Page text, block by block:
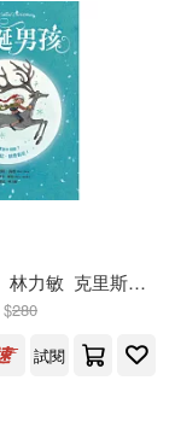
林力敏 克里斯．摩德（Chris Mould）
$280
試閱